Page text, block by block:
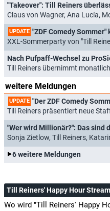
Claus von Wagner, Ana Lucía, Moritz
UPDATE "ZDF Comedy Sommer"
XXL-Sommerparty von "Till
Till Reiners übernimmt monatliche
weitere Meldungen
UPDATE "Der ZDF Comedy Sommer"
Till Reiners präsentiert neue
Sonja Zietlow, Till Reiners, Katarina Witt und
6 weitere Meldungen
Till Reiners' Happy Hour
Wo wird "Till Reiners' Happy